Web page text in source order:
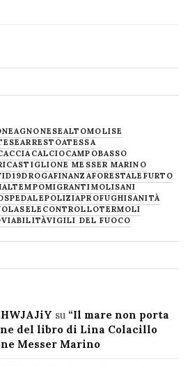
AGNONESEALTOMOLISE
ARRESTOATESSA
CALCIOCAMPOBASSO
CASTIGLIONE MESSER MARINO
DROGAFINANZAFORESTALE FURTO
MIGRANTIMOLISANI
POLIZIAPROFUGHISANITÀ
SELECONTROLLOTERMOLI
VIABILITÀVIGILI DEL FUOCO
su “Il mare non porta
del libro di Lina Colacillo
Messer Marino